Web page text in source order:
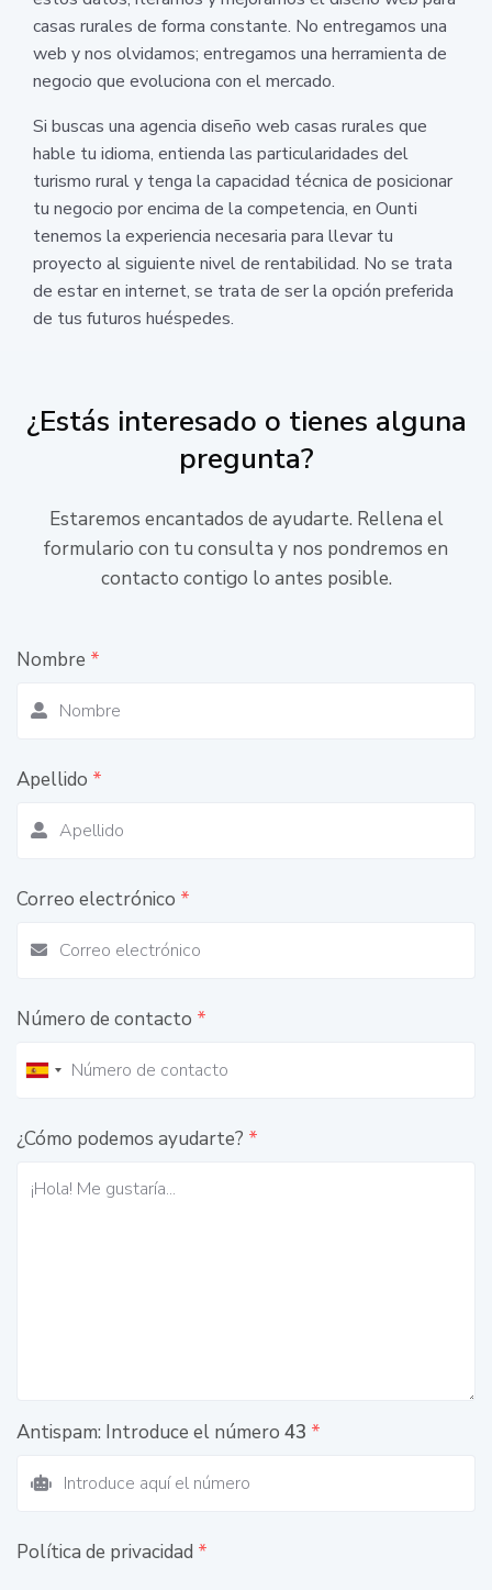
casas rurales de forma constante. No entregamos una
web y nos olvidamos; entregamos una herramienta de
negocio que evoluciona con el mercado.
Si buscas una agencia diseño web casas rurales que
hable tu idioma, entienda las particularidades del
turismo rural y tenga la capacidad técnica de posicionar
tu negocio por encima de la competencia, en Ounti
tenemos la experiencia necesaria para llevar tu
proyecto al siguiente nivel de rentabilidad. No se trata
de estar en internet, se trata de ser la opción preferida
de tus futuros huéspedes.
¿Estás interesado o tienes alguna
pregunta?
Estaremos encantados de ayudarte. Rellena el
formulario con tu consulta y nos pondremos en
contacto contigo lo antes posible.
Nombre *
Apellido *
Correo electrónico *
Número de contacto *
¿Cómo podemos ayudarte? *
Antispam: Introduce el número 43 *
Política de privacidad *